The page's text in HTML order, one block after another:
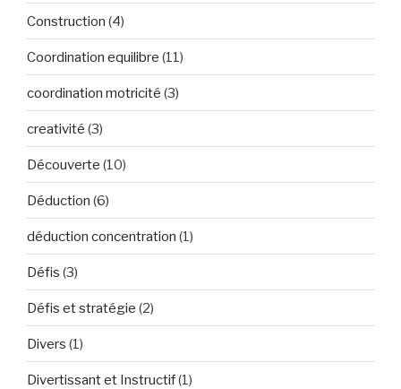
Construction (4)
Coordination equilibre (11)
coordination motricité (3)
creativité (3)
Découverte (10)
Déduction (6)
déduction concentration (1)
Défis (3)
Défis et stratégie (2)
Divers (1)
Divertissant et Instructif(1)